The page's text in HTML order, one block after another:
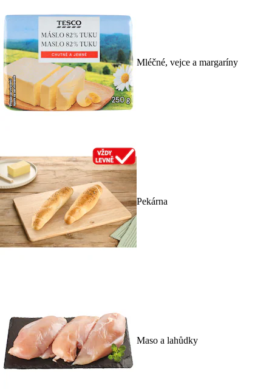
Mléčné, vejce a margaríny
Pekárna
Maso a lahůdky